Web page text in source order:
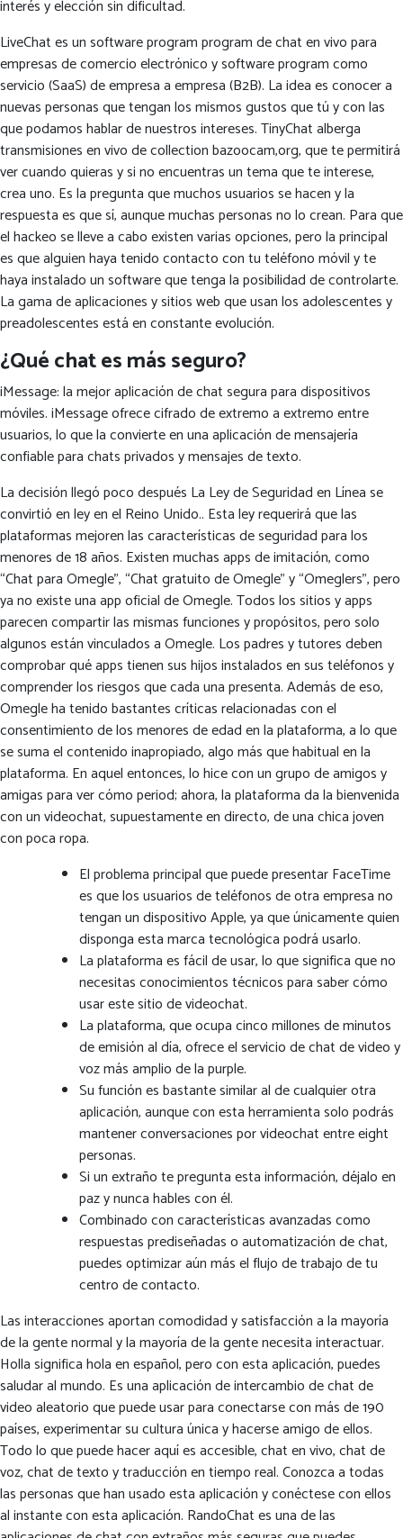
interés y elección sin dificultad.
LiveChat es un software program program de chat en vivo para
empresas de comercio electrónico y software program como
servicio (SaaS) de empresa a empresa (B2B). La idea es conocer a
nuevas personas que tengan los mismos gustos que tú y con las
que podamos hablar de nuestros intereses. TinyChat alberga
transmisiones en vivo de collection bazoocam,org, que te permitirá
ver cuando quieras y si no encuentras un tema que te interese,
crea uno. Es la pregunta que muchos usuarios se hacen y la
respuesta es que sí, aunque muchas personas no lo crean. Para que
el hackeo se lleve a cabo existen varias opciones, pero la principal
es que alguien haya tenido contacto con tu teléfono móvil y te
haya instalado un software que tenga la posibilidad de controlarte.
La gama de aplicaciones y sitios web que usan los adolescentes y
preadolescentes está en constante evolución.
¿Qué chat es más seguro?
iMessage: la mejor aplicación de chat segura para dispositivos
móviles. iMessage ofrece cifrado de extremo a extremo entre
usuarios, lo que la convierte en una aplicación de mensajería
confiable para chats privados y mensajes de texto.
La decisión llegó poco después La Ley de Seguridad en Línea se
convirtió en ley en el Reino Unido.. Esta ley requerirá que las
plataformas mejoren las características de seguridad para los
menores de 18 años. Existen muchas apps de imitación, como
“Chat para Omegle”, “Chat gratuito de Omegle” y “Omeglers”, pero
ya no existe una app oficial de Omegle. Todos los sitios y apps
parecen compartir las mismas funciones y propósitos, pero solo
algunos están vinculados a Omegle. Los padres y tutores deben
comprobar qué apps tienen sus hijos instalados en sus teléfonos y
comprender los riesgos que cada una presenta. Además de eso,
Omegle ha tenido bastantes críticas relacionadas con el
consentimiento de los menores de edad en la plataforma, a lo que
se suma el contenido inapropiado, algo más que habitual en la
plataforma. En aquel entonces, lo hice con un grupo de amigos y
amigas para ver cómo period; ahora, la plataforma da la bienvenida
con un videochat, supuestamente en directo, de una chica joven
con poca ropa.
El problema principal que puede presentar FaceTime
es que los usuarios de teléfonos de otra empresa no
tengan un dispositivo Apple, ya que únicamente quien
disponga esta marca tecnológica podrá usarlo.
La plataforma es fácil de usar, lo que significa que no
necesitas conocimientos técnicos para saber cómo
usar este sitio de videochat.
La plataforma, que ocupa cinco millones de minutos
de emisión al día, ofrece el servicio de chat de video y
voz más amplio de la purple.
Su función es bastante similar al de cualquier otra
aplicación, aunque con esta herramienta solo podrás
mantener conversaciones por videochat entre eight
personas.
Si un extraño te pregunta esta información, déjalo en
paz y nunca hables con él.
Combinado con características avanzadas como
respuestas prediseñadas o automatización de chat,
puedes optimizar aún más el flujo de trabajo de tu
centro de contacto.
Las interacciones aportan comodidad y satisfacción a la mayoría
de la gente normal y la mayoría de la gente necesita interactuar.
Holla significa hola en español, pero con esta aplicación, puedes
saludar al mundo. Es una aplicación de intercambio de chat de
video aleatorio que puede usar para conectarse con más de 190
países, experimentar su cultura única y hacerse amigo de ellos.
Todo lo que puede hacer aquí es accesible, chat en vivo, chat de
voz, chat de texto y traducción en tiempo real. Conozca a todas
las personas que han usado esta aplicación y conéctese con ellos
al instante con esta aplicación. RandoChat es una de las